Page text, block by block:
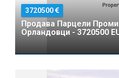
3720500
Продава Парцели
Орландовци - 3720500